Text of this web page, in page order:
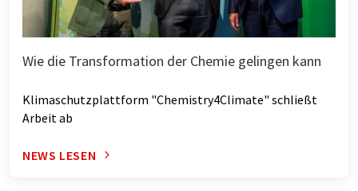
Wie die Transformation der Chemie gelingen kann
Klimaschutzplattform "Chemistry4Climate" schließt
Arbeit ab
NEWS LESEN